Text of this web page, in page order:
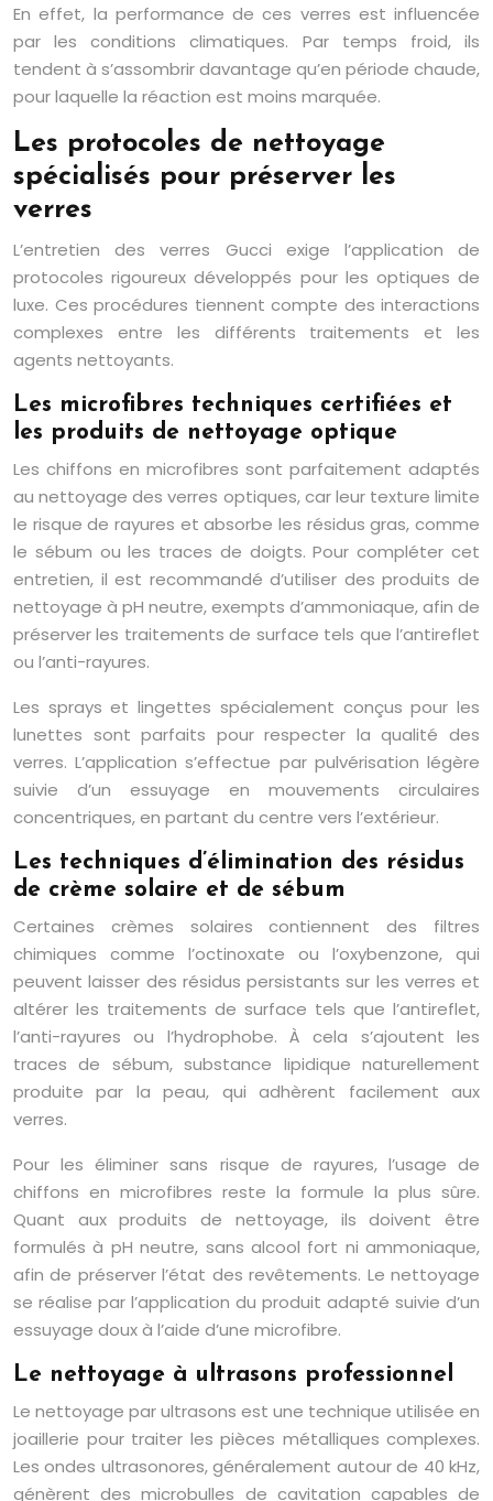
En effet, la performance de ces verres est influencée
par les conditions climatiques. Par temps froid, ils
tendent à s’assombrir davantage qu’en période chaude,
pour laquelle la réaction est moins marquée.
Les protocoles de nettoyage
spécialisés pour préserver les
verres
L’entretien des verres Gucci exige l’application de
protocoles rigoureux développés pour les optiques de
luxe. Ces procédures tiennent compte des interactions
complexes entre les différents traitements et les
agents nettoyants.
Les microfibres techniques certifiées et
les produits de nettoyage optique
Les chiffons en microfibres sont parfaitement adaptés
au nettoyage des verres optiques, car leur texture limite
le risque de rayures et absorbe les résidus gras, comme
le sébum ou les traces de doigts. Pour compléter cet
entretien, il est recommandé d’utiliser des produits de
nettoyage à pH neutre, exempts d’ammoniaque, afin de
préserver les traitements de surface tels que l’antireflet
ou l’anti-rayures.
Les sprays et lingettes spécialement conçus pour les
lunettes sont parfaits pour respecter la qualité des
verres. L’application s’effectue par pulvérisation légère
suivie d’un essuyage en mouvements circulaires
concentriques, en partant du centre vers l’extérieur.
Les techniques d’élimination des résidus
de crème solaire et de sébum
Certaines crèmes solaires contiennent des filtres
chimiques comme l’octinoxate ou l’oxybenzone, qui
peuvent laisser des résidus persistants sur les verres et
altérer les traitements de surface tels que l’antireflet,
l’anti-rayures ou l’hydrophobe. À cela s’ajoutent les
traces de sébum, substance lipidique naturellement
produite par la peau, qui adhèrent facilement aux
verres.
Pour les éliminer sans risque de rayures, l’usage de
chiffons en microfibres reste la formule la plus sûre.
Quant aux produits de nettoyage, ils doivent être
formulés à pH neutre, sans alcool fort ni ammoniaque,
afin de préserver l’état des revêtements. Le nettoyage
se réalise par l’application du produit adapté suivie d’un
essuyage doux à l’aide d’une microfibre.
Le nettoyage à ultrasons professionnel
Le nettoyage par ultrasons est une technique utilisée en
joaillerie pour traiter les pièces métalliques complexes.
Les ondes ultrasonores, généralement autour de 40 kHz,
génèrent des microbulles de cavitation capables de